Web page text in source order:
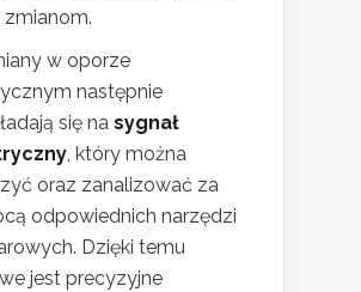
zmianom.
w oporze
następnie
się na sygnał
, który można
oraz zanalizować za
odpowiednich narzędzi
Dzięki temu
jest precyzyjne